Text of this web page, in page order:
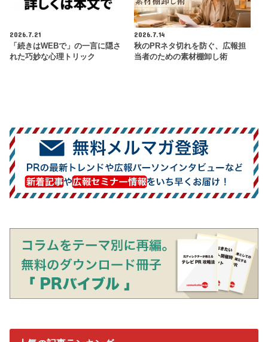
2026.7.21
「続きはWEBで」の一言に隠さ
れた巧妙な心理トリック
2026.7.14
秋のPRネタ切れを防ぐ、広報担
当者のための素材棚卸し術